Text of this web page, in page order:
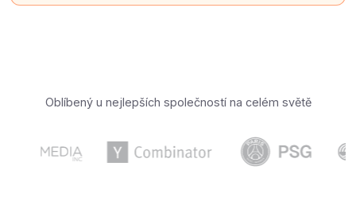
Oblíbený u nejlepších společností na celém světě